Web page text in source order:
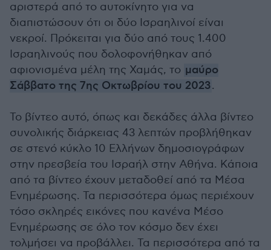
αριστερά από το αυτοκίνητο για να
διαπιστώσουν ότι οι δύο Ισραηλινοί είναι
νεκροί. Πρόκειται για δύο από τους 1.400
Ισραηλινούς που δολοφονήθηκαν από
αφιονισμένα μέλη της Χαμάς, το μαύρο
Σάββατο της 7ης Οκτωβρίου του 2023.
Το βίντεο αυτό, όπως και δεκάδες άλλα βίντεο
συνολικής διάρκειας 43 λεπτών προβλήθηκαν
σε στενό κύκλο 10 Ελλήνων δημοσιογράφων
στην πρεσβεία του Ισραήλ στην Αθήνα. Κάποια
από τα βίντεο έχουν μεταδοθεί από τα Μέσα
Ενημέρωσης. Τα περισσότερα όμως περιέχουν
τόσο σκληρές εικόνες που κανένα Μέσο
Ενημέρωσης σε όλο τον κόσμο δεν έχει
τολμήσει να προβάλλει. Τα περισσότερα από τα